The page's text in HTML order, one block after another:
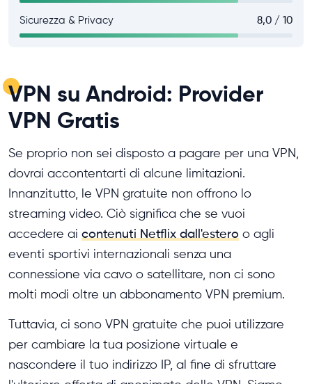
Sicurezza & Privacy 8,0 / 10
VPN su Android: Provider
VPN Gratis
Se proprio non sei disposto a pagare per una VPN,
dovrai accontentarti di alcune limitazioni.
Innanzitutto, le VPN gratuite non offrono lo
streaming video. Ciò significa che se vuoi
accedere ai contenuti Netflix dall'estero o agli
eventi sportivi internazionali senza una
connessione via cavo o satellitare, non ci sono
molti modi oltre un abbonamento VPN premium.
Tuttavia, ci sono VPN gratuite che puoi utilizzare
per cambiare la tua posizione virtuale e
nascondere il tuo indirizzo IP, al fine di sfruttare